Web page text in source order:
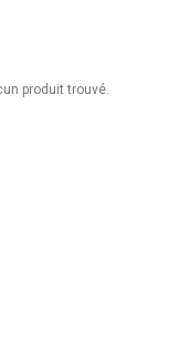
produit trouvé.